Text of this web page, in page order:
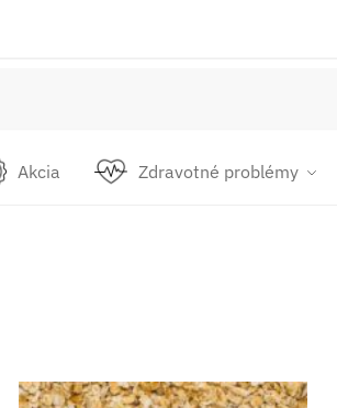
Akcia Zdravotné problémy